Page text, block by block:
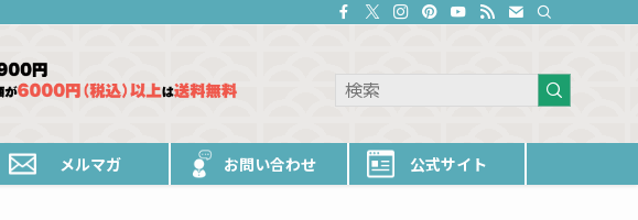
メルマガ お問い合わせ 公式サイト